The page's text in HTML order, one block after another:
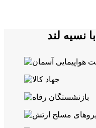
نسیه لند